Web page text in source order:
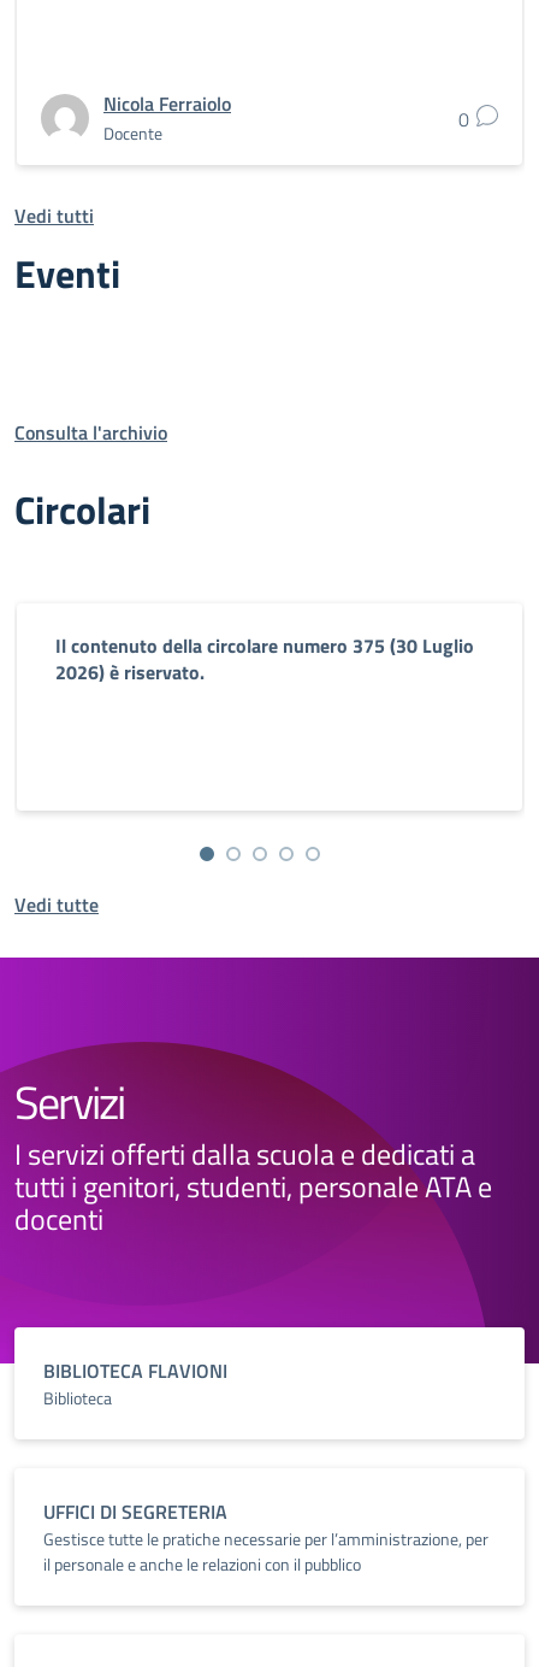
Nicola Ferraiolo
Docente 0
Vedi tutti
Eventi
Consulta l'archivio
Circolari
Il contenuto della circolare numero 375 (30 Luglio
2026) è riservato.
Vedi tutte
Servizi
I servizi offerti dalla scuola e dedicati a
tutti i genitori, studenti, personale ATA e
docenti
BIBLIOTECA FLAVIONI
Biblioteca
UFFICI DI SEGRETERIA
Gestisce tutte le pratiche necessarie per l’amministrazione, per
il personale e anche le relazioni con il pubblico